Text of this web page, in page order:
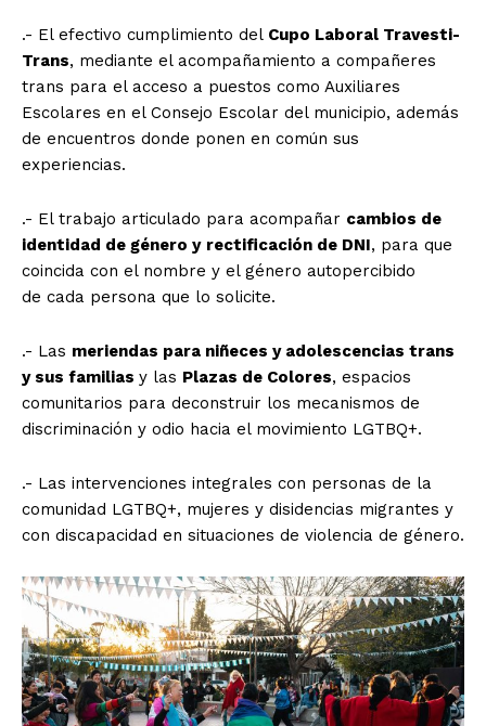
.- El efectivo cumplimiento del Cupo Laboral Travesti-
Trans, mediante el acompañamiento a compañeres
trans para el acceso a puestos como Auxiliares
Escolares en el Consejo Escolar del municipio, además
de encuentros donde ponen en común sus
experiencias.
.- El trabajo articulado para acompañar cambios de
identidad de género y rectificación de DNI, para que
coincida con el nombre y el género autopercibido
de cada persona que lo solicite.
.- Las meriendas para niñeces y adolescencias trans
y sus familias y las Plazas de Colores, espacios
comunitarios para deconstruir los mecanismos de
discriminación y odio hacia el movimiento LGTBQ+.
.- Las intervenciones integrales con personas de la
comunidad LGTBQ+, mujeres y disidencias migrantes y
con discapacidad en situaciones de violencia de género.